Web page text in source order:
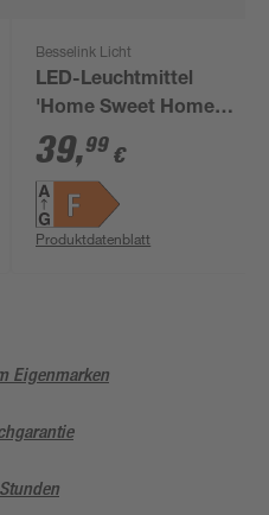
Besselink Licht
LED-Leuchtmittel
'Home Sweet Home'
dimmbar E27 4 W 440
lm warmweiß
39,99 €
Produktdatenblatt
Eigenmarken